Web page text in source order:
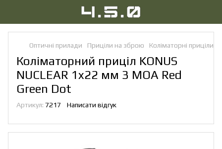
Оптичні прилади Приціли на зброю Коліматорні приціли
Коліматорний приціл KONUS
NUCLEAR 1x22 мм 3 MOA Red
Green Dot
Артикул: 7217 Написати відгук